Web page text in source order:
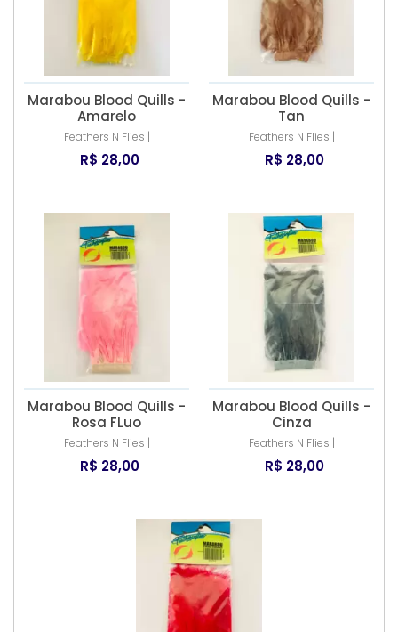
Marabou Blood Quills -
Amarelo
Feathers N Flies |
R$ 28,00
Marabou Blood Quills -
Tan
Feathers N Flies |
R$ 28,00
Marabou Blood Quills -
Rosa FLuo
Feathers N Flies |
R$ 28,00
Marabou Blood Quills -
Cinza
Feathers N Flies |
R$ 28,00